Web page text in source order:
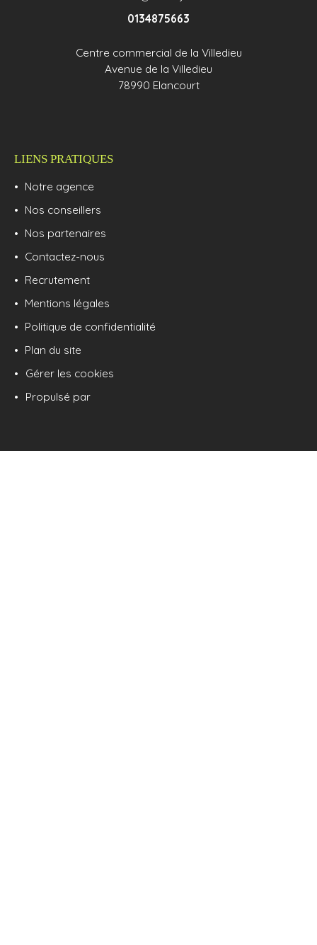
0134875663
Centre commercial de la Villedieu
Avenue de la Villedieu
78990 Elancourt
LIENS PRATIQUES
Notre agence
Nos conseillers
Nos partenaires
Contactez-nous
Recrutement
Mentions légales
Politique de confidentialité
Plan du site
Gérer les cookies
Propulsé par